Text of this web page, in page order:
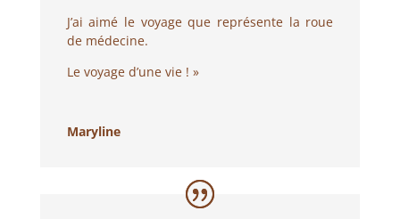
J’ai aimé le voyage que représente la roue
de médecine.
Le voyage d’une vie ! »
Maryline